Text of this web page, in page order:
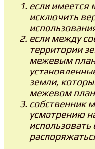
если
исключить
если между
территории
межевым
земли,
межевом
собственник
усмотрению